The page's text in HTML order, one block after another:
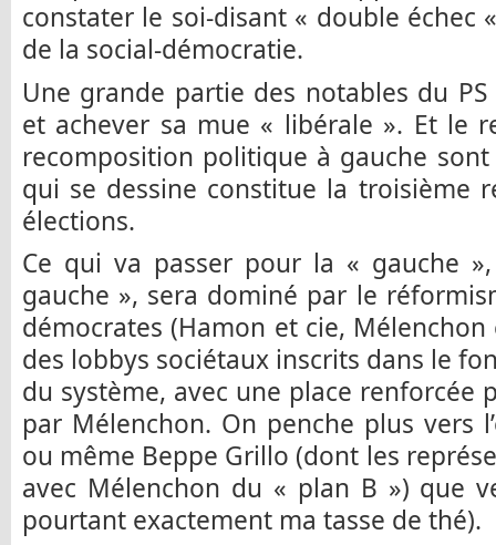
constater le soi-disant « double échec
de la social-démocratie.
Une grande partie des notables du
et achever sa mue « libérale ». Et le
recomposition politique à gauche
qui se dessine constitue la troisième
élections.
Ce qui va passer pour la « gauche
gauche », sera dominé par le
démocrates (Hamon et cie, Mélenchon
des lobbys sociétaux inscrits dans le
du système, avec une place renforcée
par Mélenchon. On penche plus vers
ou même Beppe Grillo (dont les
avec Mélenchon du « plan B ») que
pourtant exactement ma tasse de thé).